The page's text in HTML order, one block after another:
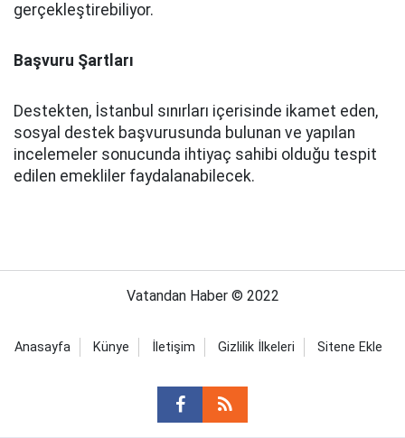
gerçekleştirebiliyor.
Başvuru Şartları
Destekten, İstanbul sınırları içerisinde ikamet eden,
sosyal destek başvurusunda bulunan ve yapılan
incelemeler sonucunda ihtiyaç sahibi olduğu tespit
edilen emekliler faydalanabilecek.
Vatandan Haber © 2022
Anasayfa Künye İletişim Gizlilik İlkeleri Sitene Ekle